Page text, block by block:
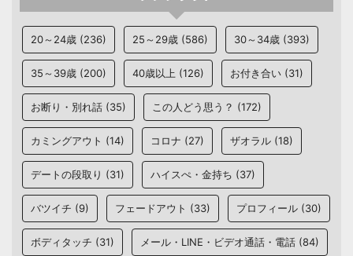
20～24歳 (236) 25～29歳 (586) 30～34歳 (393)
35～39歳 (200) 40歳以上 (126) お付き合い (31)
お断り・別れ話 (35) この人どう思う？ (172)
カミングアウト (14) コロナ (27) ザオラル (18)
デートの段取り (31) ハイスぺ・金持ち (37)
バツイチ (9) フェードアウト (33) プロフィール (30)
ボディタッチ (31) メール・LINE・ビデオ通話・電話 (84)